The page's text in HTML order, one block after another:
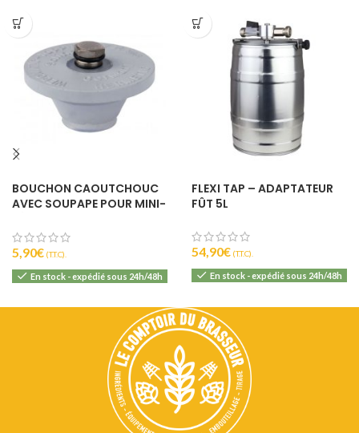
BOUCHON CAOUTCHOUC
AVEC SOUPAPE POUR MINI-
5,90€ (T.T.C).
En stock - expédié sous 24h/48h
FLEXI TAP – ADAPTATEUR
FÛT 5L
54,90€ (T.T.C).
En stock - expédié sous 24h/48h